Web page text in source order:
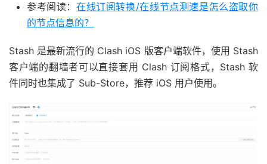
参考阅读：在线订阅转换/在线节点测速是怎么盗取你
的节点信息的？
Stash 是最新流行的 Clash iOS 版客户端软件，使用 Stash
客户端的翻墙者可以直接套用 Clash 订阅格式，Stash 软
件同时也集成了 Sub-Store，推荐 iOS 用户使用。